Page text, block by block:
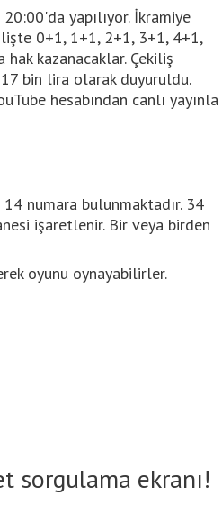
yapılıyor. İkramiye
0+1, 1+1, 2+1, 3+1, 4+1,
kazanacaklar. Çekiliş
bin lira olarak duyuruldu.
hesabından canlı yayınla
numara bulunmaktadır. 34
işaretlenir. Bir veya birden
oyunu oynayabilirler.
sorgulama ekranı!